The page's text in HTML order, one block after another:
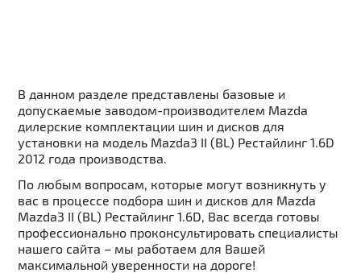
В данном разделе представлены базовые и
допускаемые заводом-производителем Mazda
дилерские комплектации шин и дисков для
установки на модель Mazda3 II (BL) Рестайлинг 1.6D
2012 года производства.
По любым вопросам, которые могут возникнуть у
вас в процессе подбора шин и дисков для Mazda
Mazda3 II (BL) Рестайлинг 1.6D, Вас всегда готовы
профессионально проконсультировать специалисты
нашего сайта – мы работаем для Вашей
максимальной уверенности на дороге!